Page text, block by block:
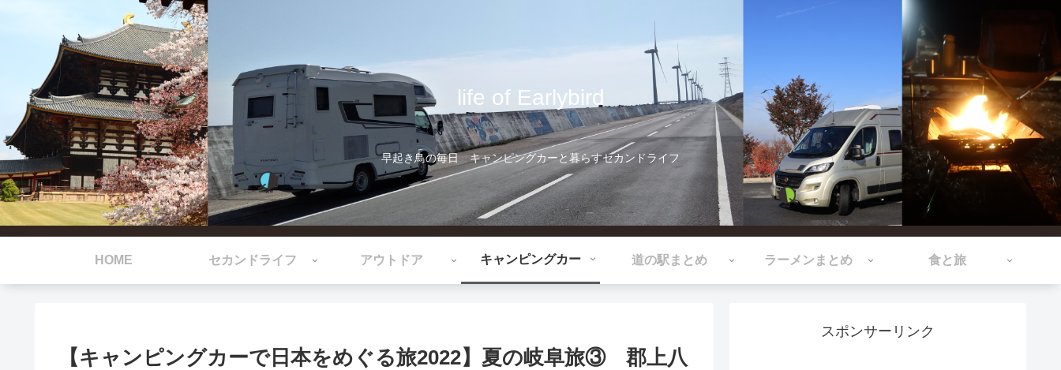
life of Earlybird
早起き鳥の毎日 キャンピングカーと暮らすセカンドライフ
HOME セカンドライフ アウトドア キャンピングカー 道の駅まとめ ラーメンまとめ 食と旅
【キャンピングカーで日本をめぐる旅2022】夏の岐阜旅③ 郡上八
スポンサーリンク